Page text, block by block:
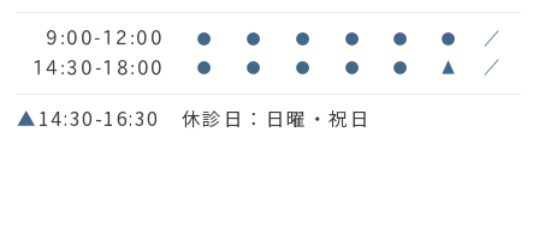
9:00-12:00 ● ● ● ● ● ● ／
14:30-18:00 ● ● ● ● ● ▲ ／
▲14:30-16:30 休診日：日曜・祝日